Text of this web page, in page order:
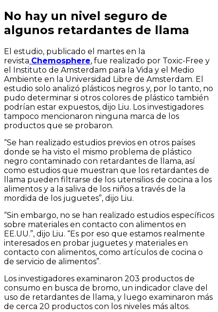
No hay un nivel seguro de
algunos retardantes de llama
El estudio, publicado el martes en la
revista Chemosphere, fue realizado por Toxic-Free y
el Instituto de Amsterdam para la Vida y el Medio
Ambiente en la Universidad Libre de Amsterdam. El
estudio solo analizó plásticos negros y, por lo tanto, no
pudo determinar si otros colores de plástico también
podrían estar expuestos, dijo Liu. Los investigadores
tampoco mencionaron ninguna marca de los
productos que se probaron.
“Se han realizado estudios previos en otros países
donde se ha visto el mismo problema de plástico
negro contaminado con retardantes de llama, así
como estudios que muestran que los retardantes de
llama pueden filtrarse de los utensilios de cocina a los
alimentos y a la saliva de los niños a través de la
mordida de los juguetes”, dijo Liu.
“Sin embargo, no se han realizado estudios específicos
sobre materiales en contacto con alimentos en
EE.UU.”, dijo Liu. “Es por eso que estamos realmente
interesados ​​en probar juguetes y materiales en
contacto con alimentos, como artículos de cocina o
de servicio de alimentos”.
Los investigadores examinaron 203 productos de
consumo en busca de bromo, un indicador clave del
uso de retardantes de llama, y ​​luego examinaron más
de cerca 20 productos con los niveles más altos.